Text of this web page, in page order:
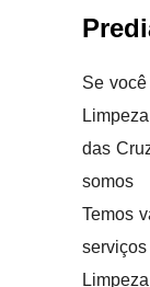
Se
das
somos
Temos